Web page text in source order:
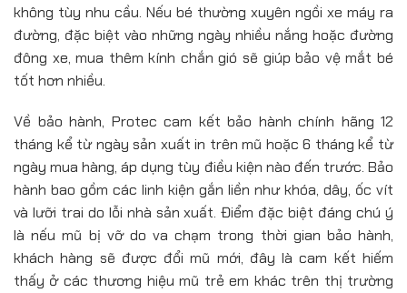
không tùy nhu cầu. Nếu bé thường xuyên ngồi xe máy ra
đường, đặc biệt vào những ngày nhiều nắng hoặc đường
đông xe, mua thêm kính chắn gió sẽ giúp bảo vệ mắt bé
tốt hơn nhiều.
Về bảo hành, Protec cam kết bảo hành chính hãng 12
tháng kể từ ngày sản xuất in trên mũ hoặc 6 tháng kể từ
ngày mua hàng, áp dụng tùy điều kiện nào đến trước. Bảo
hành bao gồm các linh kiện gắn liền như khóa, dây, ốc vít
và lưỡi trai do lỗi nhà sản xuất. Điểm đặc biệt đáng chú ý
là nếu mũ bị vỡ do va chạm trong thời gian bảo hành,
khách hàng sẽ được đổi mũ mới, đây là cam kết hiếm
thấy ở các thương hiệu mũ trẻ em khác trên thị trường